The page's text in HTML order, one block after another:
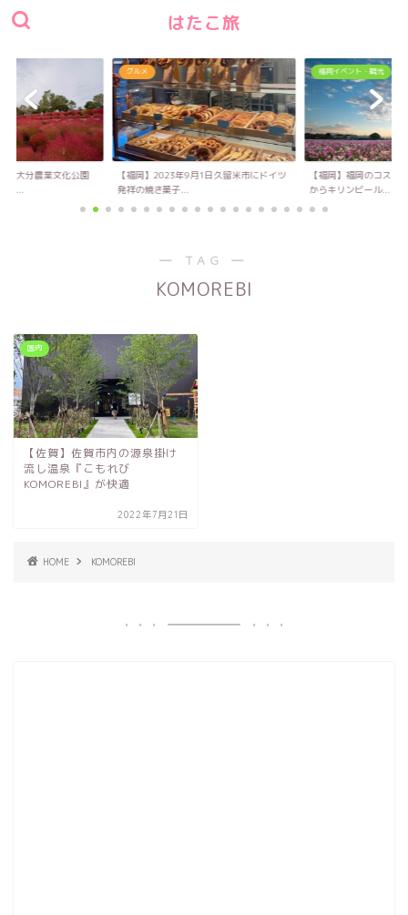
はたこ旅
！大分農業文化公園
キ...
グルメ
【福岡】2023年9月1日久留米市にドイツ
発祥の焼き菓子...
福岡イベント・観光
【福岡】福岡のコスモ
からキリンビール...
― TAG ―
KOMOREBI
国内
【佐賀】佐賀市内の源泉掛け
流し温泉『こもれび
KOMOREBI』が快適
2022年7月21日
HOME KOMOREBI